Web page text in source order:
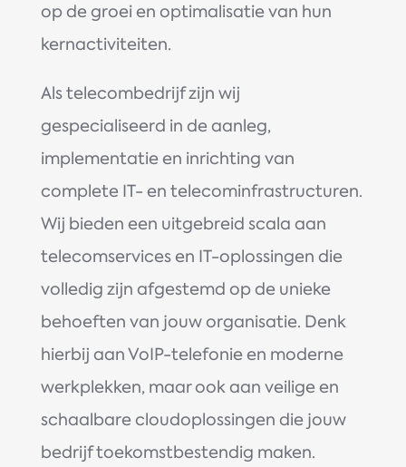
op de groei en optimalisatie van hun
kernactiviteiten.
Als telecombedrijf zijn wij
gespecialiseerd in de aanleg,
implementatie en inrichting van
complete IT- en telecominfrastructuren.
Wij bieden een uitgebreid scala aan
telecomservices en IT-oplossingen die
volledig zijn afgestemd op de unieke
behoeften van jouw organisatie. Denk
hierbij aan VoIP-telefonie en moderne
werkplekken, maar ook aan veilige en
schaalbare cloudoplossingen die jouw
bedrijf toekomstbestendig maken.